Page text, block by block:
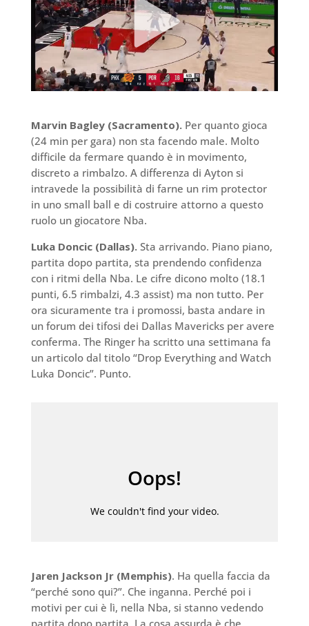
Marvin Bagley (Sacramento).Per quanto gioca
(24 min per gara) non sta facendo male. Molto
difficile da fermare quando è in movimento,
discreto a rimbalzo. A differenza di Ayton si
intravede la possibilità di farne un rim protector
in uno small ball e di costruire attorno a questo
ruolo un giocatore Nba.
Luka Doncic (Dallas).Sta arrivando. Piano piano,
partita dopo partita, sta prendendo confidenza
con i ritmi della Nba. Le cifre dicono molto (18.1
punti, 6.5 rimbalzi, 4.3 assist) ma non tutto. Per
ora sicuramente tra i promossi, basta andare in
un forum dei tifosi dei Dallas Mavericks per avere
conferma. The Ringer ha scritto una settimana fa
un articolo dal titolo “Drop Everything and Watch
Luka Doncic”. Punto.
Jaren Jackson Jr (Memphis). Ha quella faccia da
“perché sono qui?”. Che inganna. Perché poi i
motivi per cui è lì, nella Nba, si stanno vedendo
partita dopo partita. La cosa assurda è che